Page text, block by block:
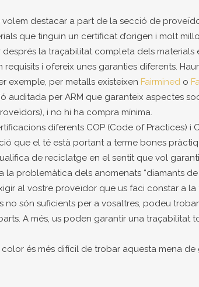
destacar a part de la secció de
que tinguin un certificat d’origen i molt
la traçabilitat completa dels materials
i ofereix unes garanties diferents.
exemple, per metalls existeixen Fairmined o
auditada per ARM que garanteix aspectes
i no hi ha compra mínima.
diferents COP (Code of Practices)
que el té està portant a terme bones
de reciclatge en el sentit que vol
problemàtica dels anomenats “diamants
al vostre proveïdor que us faci constar a
no són suficients per a vosaltres, podeu
A més, us poden garantir una
és més difícil de trobar aquesta mena